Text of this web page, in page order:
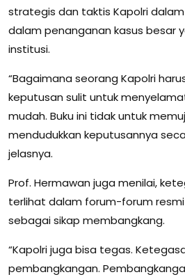
strategis dan taktis Kapolri dalam
dalam penanganan kasus besar
institusi.
“Bagaimana seorang Kapolri
keputusan sulit untuk
mudah. Buku ini tidak untuk
mendudukkan keputusannya
jelasnya.
Prof. Hermawan juga menilai,
terlihat dalam forum-forum
sebagai sikap membangkang.
“Kapolri juga bisa tegas.
pembangkangan.